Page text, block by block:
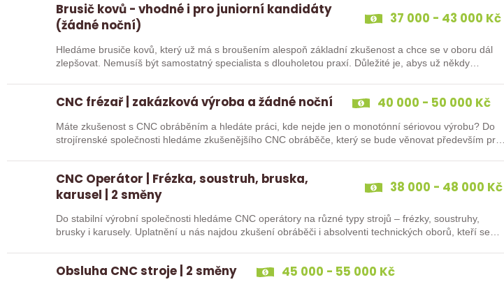
Brusič kovů - vhodné i pro juniorní kandidáty
(žádné noční)
37 000 - 43 000 Kč
Hledáme brusiče kovů, který už má s broušením alespoň základní zkušenost a chce se v oboru dál
zlepšovat. Nemusíš být samostatný specialista s dlouholetou praxí. Důležité je, abys už někdy
CNC frézař | zakázková výroba a žádné noční 40 000 - 50 000 Kč
Máte zkušenost s CNC obráběním a hledáte práci, kde nejde jen o monotónní sériovou výrobu? Do
strojírenské společnosti hledáme zkušenějšího CNC obráběče, který se bude věnovat především práci
CNC Operátor | Frézka, soustruh, bruska,
karusel | 2 směny
38 000 - 48 000 Kč
Do stabilní výrobní společnosti hledáme CNC operátory na různé typy strojů – frézky, soustruhy,
brusky i karusely. Uplatnění u nás najdou zkušení obráběči i absolventi technických oborů, kteří se…
Obsluha CNC stroje | 2 směny 45 000 - 55 000 Kč